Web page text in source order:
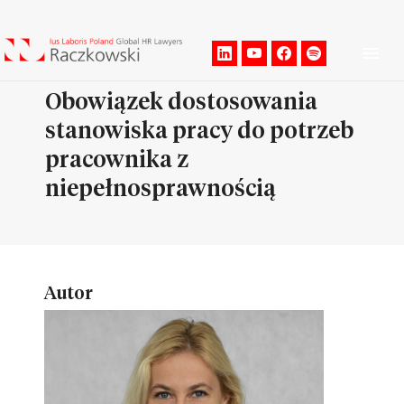
Obowiązek dostosowania
stanowiska pracy do potrzeb
pracownika z
niepełnosprawnością
Autor